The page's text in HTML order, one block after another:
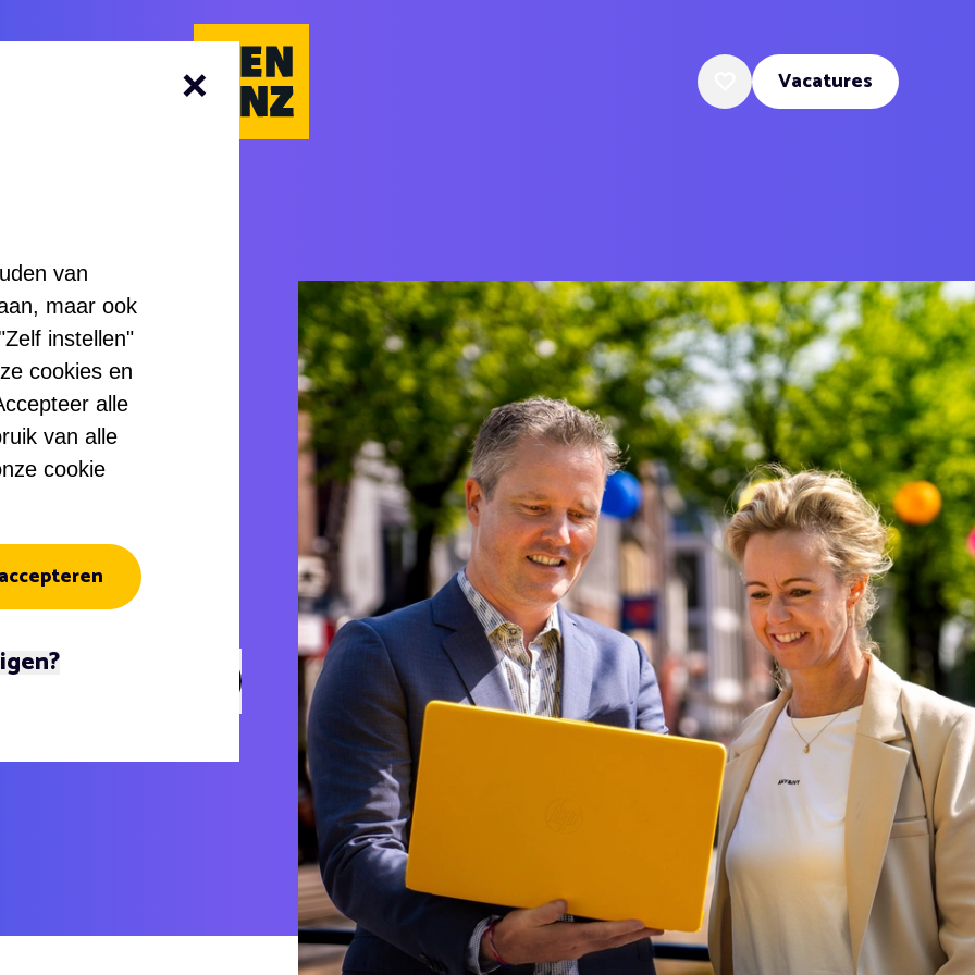
van
maar ook
instellen"
cookies en
alle
van alle
cookie
Favoriete vacatures
Vacatures
whatsapp Favoriete vacatures